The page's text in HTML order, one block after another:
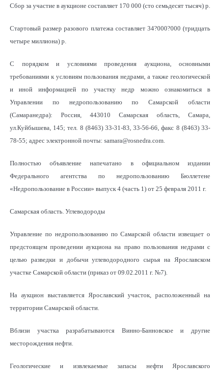
Сбор за участие в аукционе составляет 170 000 (сто семьдесят тысяч) р.
Стартовый размер разового платежа составляет 34?000?000 (тридцать
четыре миллиона) р.
С порядком и условиями проведения аукциона, основными
требованиями к условиям пользования недрами, а также геологической
и иной информацией по участку недр можно ознакомиться в
Управлении по недропользованию по Самарской области
(Самаранедра): Россия, 443010 Самарская область, Самара,
ул.Куйбышева, 145; тел. 8 (8463) 33-31-83, 33-56-66, факс 8 (8463) 33-
78-55; адрес электронной почты: samara@rosnedra.cоm.
Полностью объявление напечатано в официальном издании
Федерального агентства по недропользованию Бюллетене
«Недропользование в России» выпуск 4 (часть 1) от 25 февраля 2011 г.
Самарская область. Углеводороды
Управление по недропользованию по Самарской области извещает о
предстоящем проведении аукциона на право пользования недрами с
целью разведки и добычи углеводородного сырья на Ярославском
участке Самарской области (приказ от 09.02.2011 г. №7).
На аукцион выставляется Ярославский участок, расположенный на
территории Самарской области.
Вблизи участка разрабатываются Винно-Банновское и другие
месторождения нефти.
Геологические и извлекаемые запасы нефти Ярославского